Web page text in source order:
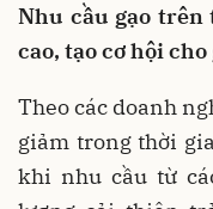
Nhu cầu gạo
cao, tạo cơ hội
Theo các doanh
giảm trong thời
khi nhu cầu từ